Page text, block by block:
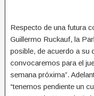
Respecto de una futura
Guillermo Ruckauf, la
posible, de acuerdo a su
convocaremos para el
semana próxima”.
“tenemos pendiente un